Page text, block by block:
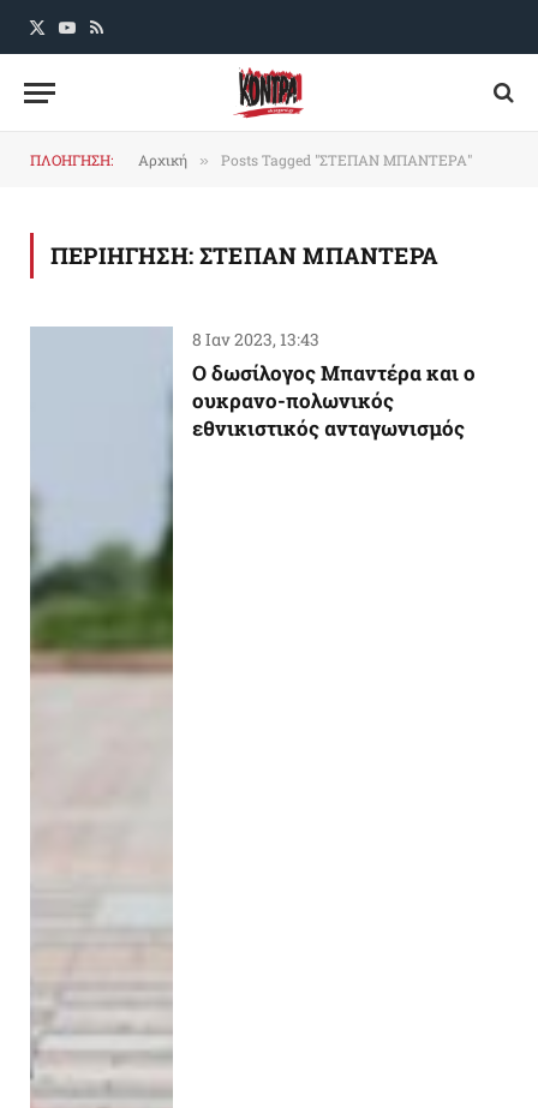
X
YouTube
RSS
ΠΛΟΗΓΗΣΗ: Αρχική » Posts Tagged "ΣΤΕΠΑΝ ΜΠΑΝΤΕΡΑ"
ΠΕΡΙΗΓΗΣΗ:ΣΤΕΠΑΝ ΜΠΑΝΤΕΡΑ
8 Ιαν 2023, 13:43
O δωσίλογος Μπαντέρα και ο
ουκρανο-πολωνικός
εθνικιστικός ανταγωνισμός